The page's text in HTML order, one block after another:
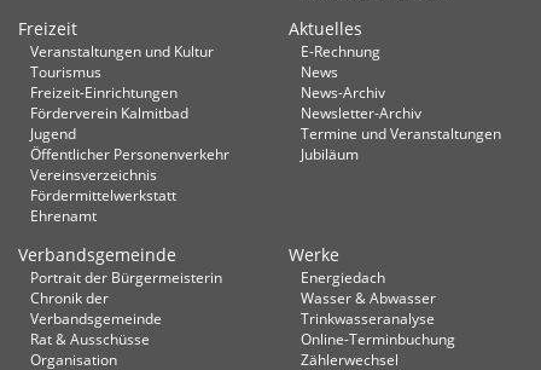
Freizeit
Veranstaltungen und Kultur
Tourismus
Freizeit-Einrichtungen
Förderverein Kalmitbad
Jugend
Öffentlicher Personenverkehr
Vereinsverzeichnis
Fördermittelwerkstatt
Ehrenamt
Aktuelles
E-Rechnung
News
News-Archiv
Newsletter-Archiv
Termine und Veranstaltungen
Jubiläum
Verbandsgemeinde
Portrait der Bürgermeisterin
Chronik der
Verbandsgemeinde
Rat & Ausschüsse
Organisation
Werke
Energiedach
Wasser & Abwasser
Trinkwasseranalyse
Online-Terminbuchung
Zählerwechsel